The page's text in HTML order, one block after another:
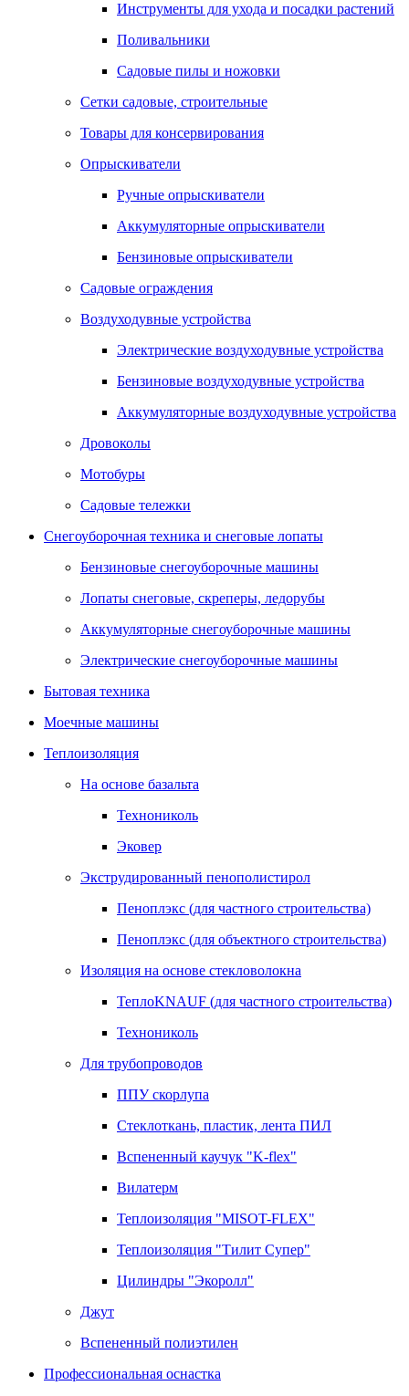
Инструменты для ухода и посадки растений
Поливальники
Садовые пилы и ножовки
Сетки садовые, строительные
Товары для консервирования
Опрыскиватели
Ручные опрыскиватели
Аккумуляторные опрыскиватели
Бензиновые опрыскиватели
Садовые ограждения
Воздуходувные устройства
Электрические воздуходувные устройства
Бензиновые воздуходувные устройства
Аккумуляторные воздуходувные устройства
Дровоколы
Мотобуры
Садовые тележки
Снегоуборочная техника и снеговые лопаты
Бензиновые снегоуборочные машины
Лопаты снеговые, скреперы, ледорубы
Аккумуляторные снегоуборочные машины
Электрические снегоуборочные машины
Бытовая техника
Моечные машины
Теплоизоляция
На основе базальта
Технониколь
Эковер
Экструдированный пенополистирол
Пеноплэкс (для частного строительства)
Пеноплэкс (для объектного строительства)
Изоляция на основе стекловолокна
ТеплоKNAUF (для частного строительства)
Технониколь
Для трубопроводов
ППУ скорлупа
Стеклоткань, пластик, лента ПИЛ
Вспененный каучук "K-flex"
Вилатерм
Теплоизоляция "MISOT-FLEX"
Теплоизоляция "Тилит Супер"
Цилиндры "Экоролл"
Джут
Вспененный полиэтилен
Профессиональная оснастка